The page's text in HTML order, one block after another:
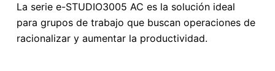
La serie e-STUDIO3005 AC es la solución ideal
para grupos de trabajo que buscan operaciones de
racionalizar y aumentar la productividad.